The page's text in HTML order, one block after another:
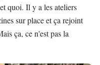
quoi. Il y a les ateliers
sur place et ça rejoint
ça, ce n'est pas la